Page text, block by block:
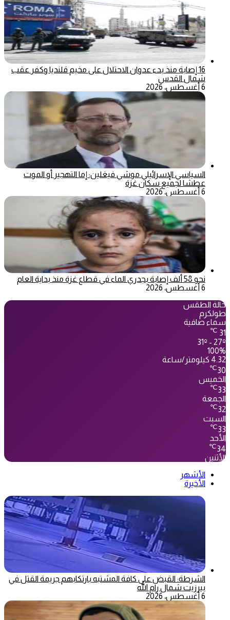
16 إصابة منذ بدء عدوان الاحتلال على مخيم قلنديا وكفر عقب
شمال القدس
6 أغسطس، 2026
السياسي الإسرائيلي موشي فيغلين: إما التهجير أو الموت
عطشا لجميع سكان غزة
6 أغسطس، 2026
نحو 58 ألف إصابة بجدري الماء في قطاع غزة منذ بداية العام
6 أغسطس، 2026
حالة الطقس
طولكرم
سماء صافية
31
℃
31º - 27º
100%
4.32 كيلومتر/ساعة
30
℃
الخميس
33
℃
الجمعة
32
℃
السبت
33
℃
الأحد
34
℃
الأثنين
الأشهر
الأخيرة
الشرطة: القبض على كافة المشتبه بارتكابهم جريمة القتل في
بيرزيت شمال رام الله
6 أغسطس، 2026